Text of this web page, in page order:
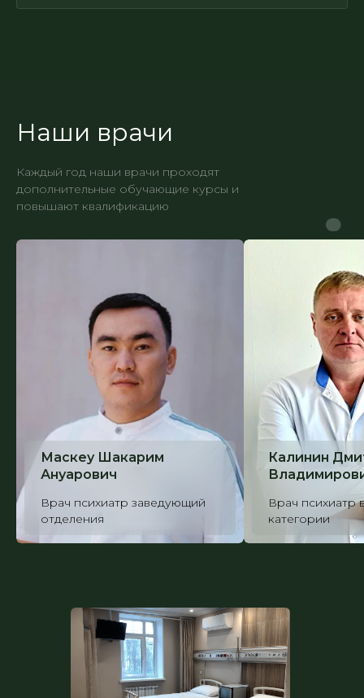
Наши врачи
Каждый год наши врачи проходят
дополнительные обучающие курсы и
повышают квалификацию
Маскеу Шакарим
Ануарович
Врач психиатр заведующий
отделения
Калинин
Врач психиатр
категории